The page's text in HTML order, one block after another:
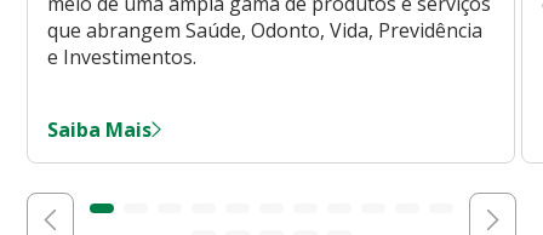
que abrangem Saúde, Odonto, Vida, Previdência
e Investimentos.
Saiba Mais